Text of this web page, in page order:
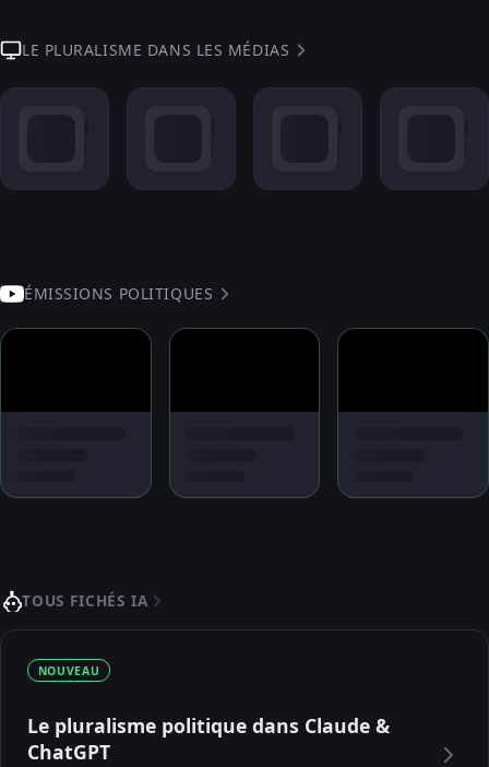
LE PLURALISME DANS LES MÉDIAS
ÉMISSIONS POLITIQUES
TOUS FICHÉS IA
NOUVEAU
Le pluralisme politique dans Claude &
ChatGPT